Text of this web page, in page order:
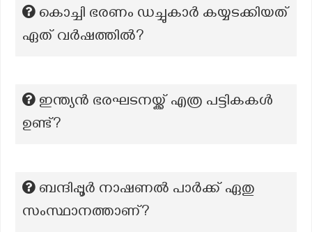
കൊച്ചി ഭരണം ഡച്ചുകാർ കയ്യടക്കിയത്
ഏത് വർഷത്തിൽ?
ഇന്ത്യൻ ഭരഘടനയ്ക്ക് എത്ര പട്ടികകൾ
ഉണ്ട്?
ബന്ദിപ്പൂർ നാഷണൽ പാർക്ക് ഏതു
സംസ്ഥാനത്താണ്?